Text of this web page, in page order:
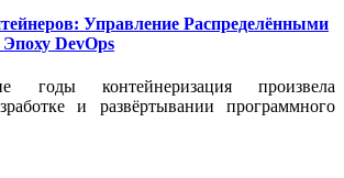
Управление Распределёнными
DevOps
годы контейнеризация произвела
и развёртывании программного